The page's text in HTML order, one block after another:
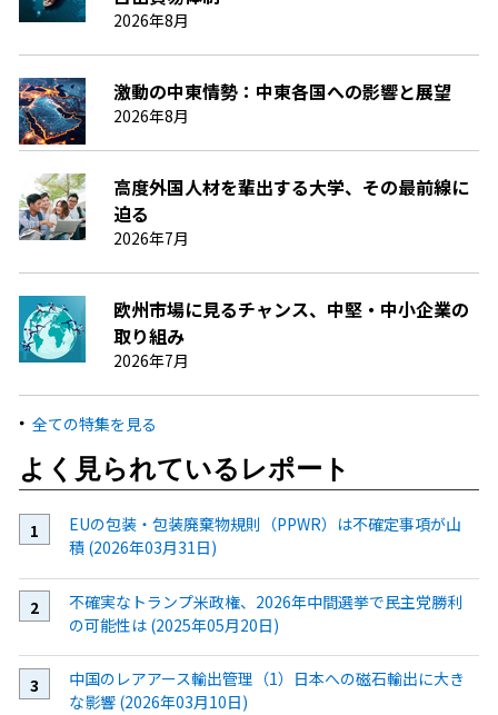
2026年8月
激動の中東情勢：中東各国への影響と展望
2026年8月
高度外国人材を輩出する大学、その最前線に
迫る
2026年7月
欧州市場に見るチャンス、中堅・中小企業の
取り組み
2026年7月
全ての特集を見る
よく見られているレポート
EUの包装・包装廃棄物規則（PPWR）は不確定事項が山
積 (2026年03月31日)
不確実なトランプ米政権、2026年中間選挙で民主党勝利
の可能性は (2025年05月20日)
中国のレアアース輸出管理（1）日本への磁石輸出に大き
な影響 (2026年03月10日)